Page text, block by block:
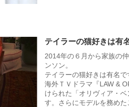
テイラーの猫好きは有
2014年の６月から家族の
ンソン。
テイラーの猫好きは有名で
海外ＴＶドラマ『LAW &
けられた「オリヴィア・
す。さらにモデルを務めた